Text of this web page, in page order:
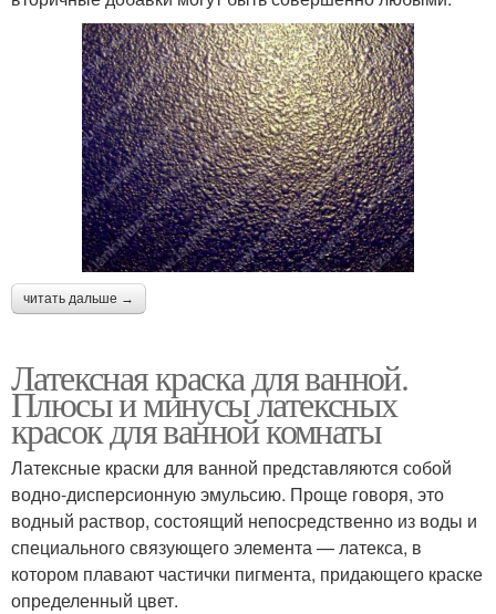
читать дальше →
Латексная краска для ванной.
Плюсы и минусы латексных
красок для ванной комнаты
Латексные краски для ванной представляются собой
водно-дисперсионную эмульсию. Проще говоря, это
водный раствор, состоящий непосредственно из воды и
специального связующего элемента — латекса, в
котором плавают частички пигмента, придающего краске
определенный цвет.